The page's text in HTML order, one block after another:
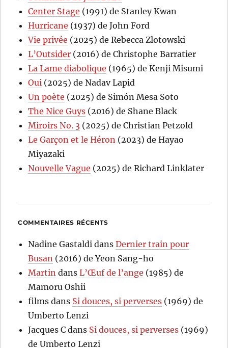
Center Stage (1991) de Stanley Kwan
Hurricane (1937) de John Ford
Vie privée (2025) de Rebecca Zlotowski
L’Outsider (2016) de Christophe Barratier
La Lame diabolique (1965) de Kenji Misumi
Oui (2025) de Nadav Lapid
Un poète (2025) de Simón Mesa Soto
The Nice Guys (2016) de Shane Black
Miroirs No. 3 (2025) de Christian Petzold
Le Garçon et le Héron (2023) de Hayao
Miyazaki
Nouvelle Vague (2025) de Richard Linklater
COMMENTAIRES RÉCENTS
Nadine Gastaldi dansDernier train pour
Busan (2016) de Yeon Sang-ho
Martin dansL’Œuf de l’ange (1985) de
Mamoru Oshii
films dans Si douces, si perverses (1969) de
Umberto Lenzi
Jacques C dans Si douces, si perverses (1969)
de Umberto Lenzi